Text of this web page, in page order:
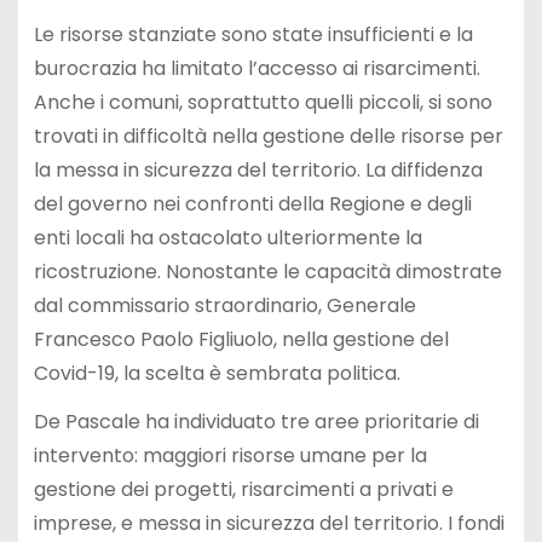
Le risorse stanziate sono state insufficienti e la
burocrazia ha limitato l’accesso ai risarcimenti.
Anche i comuni, soprattutto quelli piccoli, si sono
trovati in difficoltà nella gestione delle risorse per
la messa in sicurezza del territorio. La diffidenza
del governo nei confronti della Regione e degli
enti locali ha ostacolato ulteriormente la
ricostruzione. Nonostante le capacità dimostrate
dal commissario straordinario, Generale
Francesco Paolo Figliuolo, nella gestione del
Covid-19, la scelta è sembrata politica.
De Pascale ha individuato tre aree prioritarie di
intervento: maggiori risorse umane per la
gestione dei progetti, risarcimenti a privati e
imprese, e messa in sicurezza del territorio. I fondi